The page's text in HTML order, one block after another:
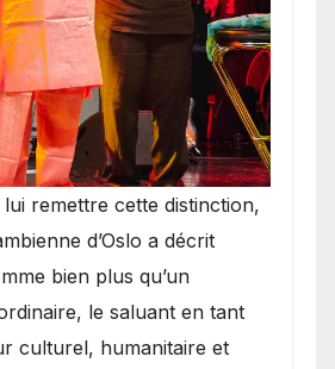
remettre cette distinction,
d’Oslo a décrit
bien plus qu’un
le saluant en tant
culturel, humanitaire et